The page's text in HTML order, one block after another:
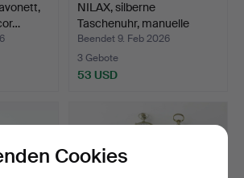
NILAX, silberne
Taschenuhr, manuelle
Zuord…
Beendet 9. Feb 2026
3 Gebote
53 USD
Cookies